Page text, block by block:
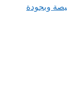
وبجودة